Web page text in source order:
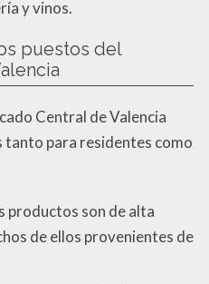
y vinos.
puestos del
Central de Valencia
para residentes como
productos son de alta
de ellos provenientes de